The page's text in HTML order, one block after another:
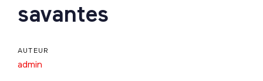
savantes
AUTEUR
admin